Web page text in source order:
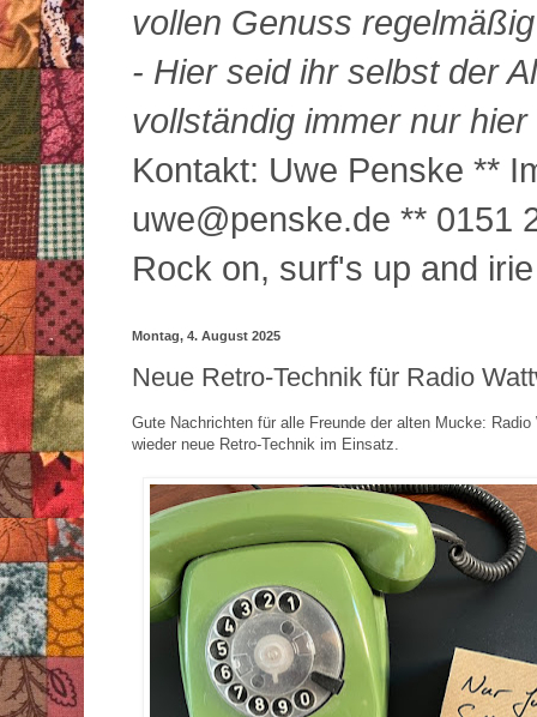
vollen Genuss
- Hier seid ihr selbst der
vollständig immer nur
Kontakt: Uwe Penske **
uwe@penske.de ** 0151
Rock on, surf's up and
Montag, 4. August 2025
Neue Retro-Technik für Radio
Gute Nachrichten für alle Freunde der alten Mucke: Radio
wieder neue Retro-Technik im Einsatz.